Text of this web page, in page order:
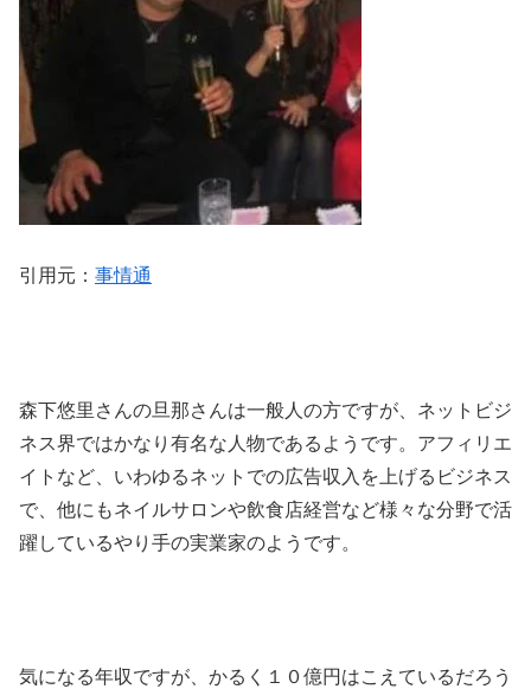
引用元： 事情通
森下悠里さんの旦那さんは一般人の方ですが、ネットビジ
ネス界ではかなり有名な人物であるようです。アフィリエ
イトなど、いわゆるネットでの広告収入を上げるビジネス
で、他にもネイルサロンや飲食店経営など様々な分野で活
躍しているやり手の実業家のようです。
気になる年収ですが、かるく１０億円はこえているだろう